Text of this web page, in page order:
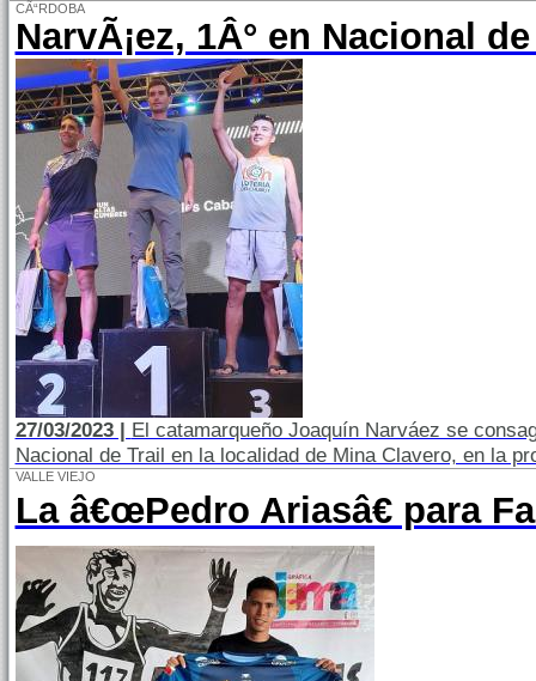
CÃ“RDOBA
NarvÃ¡ez, 1Â° en Nacional
27/03/2023 | El catamarqueño Joaquín Narváez se
Nacional de Trail en la localidad de Mina Clavero, en la
VALLE VIEJO
La â€œPedro Ariasâ€ para